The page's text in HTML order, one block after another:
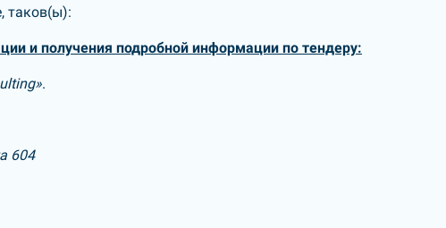
таков(ы):
и получения подробной информации по тендеру:
.
604